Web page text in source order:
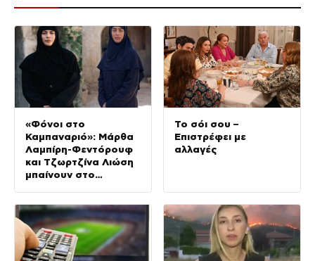
«Φόνοι στο
Καμπαναριό»: Μάρθα
Λαμπίρη-Φεντόρουφ
και Τζωρτζίνα Λιώση
μπαίνουν στο
Το σόι σου –
Επιστρέφει με
αλλαγές